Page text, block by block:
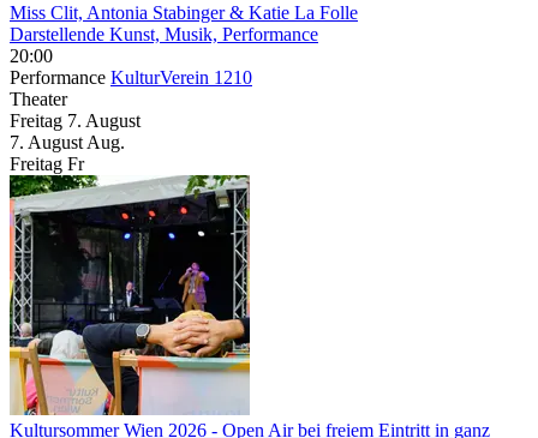
Miss Clit, Antonia Stabinger & Katie La Folle
Darstellende Kunst, Musik, Performance
20:00
Performance KulturVerein 1210
Theater
Freitag 7. August
7. August Aug.
Freitag Fr
Kultursommer Wien 2026 - Open Air bei freiem Eintritt in ganz